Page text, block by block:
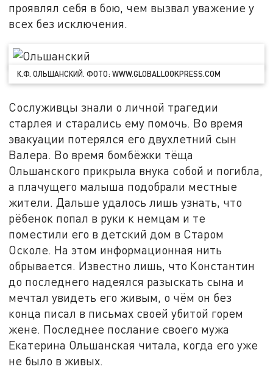
проявлял себя в бою, чем вызвал уважение у
всех без исключения.
К.Ф. ОЛЬШАНСКИЙ. ФОТО: WWW.GLOBALLOOKPRESS.COM
Сослуживцы знали о личной трагедии
старлея и старались ему помочь. Во время
эвакуации потерялся его двухлетний сын
Валера. Во время бомбёжки тёща
Ольшанского прикрыла внука собой и погибла,
а плачущего малыша подобрали местные
жители. Дальше удалось лишь узнать, что
рёбенок попал в руки к немцам и те
поместили его в детский дом в Старом
Осколе. На этом информационная нить
обрывается. Известно лишь, что Константин
до последнего надеялся разыскать сына и
мечтал увидеть его живым, о чём он без
конца писал в письмах своей убитой горем
жене. Последнее послание своего мужа
Екатерина Ольшанская читала, когда его уже
не было в живых.